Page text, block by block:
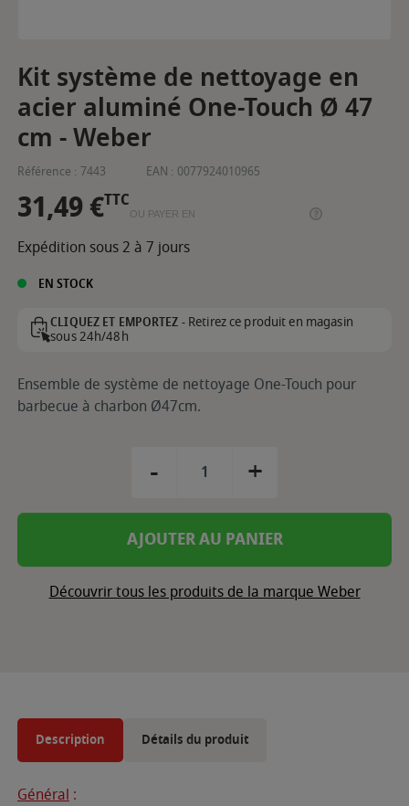
Kit système de nettoyage en
acier aluminé One-Touch Ø 47
cm - Weber
Référence : 7443 EAN : 0077924010965
31,49 €TTC
OU PAYER EN
Expédition sous 2 à 7 jours
EN STOCK
CLIQUEZ ET EMPORTEZ -Retirez ce produit en magasin
sous 24h/48h
Ensemble de système de nettoyage One-Touch pour
barbecue à charbon Ø47cm.
- +
AJOUTER AU PANIER
Découvrir tous les produits de la marque Weber
Description Détails du produit
Général :